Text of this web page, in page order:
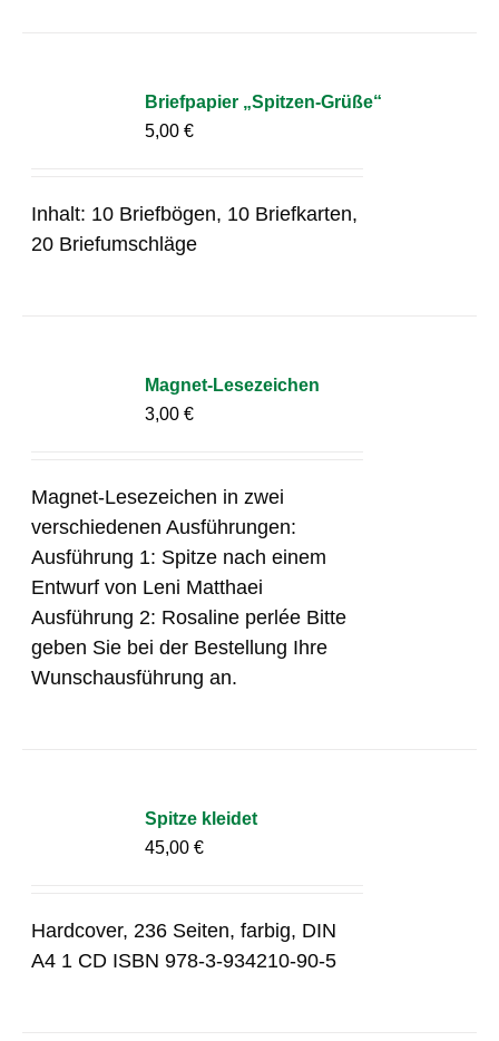
Briefpapier „Spitzen-Grüße“
5,00€
Inhalt: 10 Briefbögen, 10 Briefkarten,
20 Briefumschläge
Magnet-Lesezeichen
3,00€
Magnet-Lesezeichen in zwei
verschiedenen Ausführungen:
Ausführung 1: Spitze nach einem
Entwurf von Leni Matthaei
Ausführung 2: Rosaline perlée Bitte
geben Sie bei der Bestellung Ihre
Wunschausführung an.
Spitze kleidet
45,00€
Hardcover, 236 Seiten, farbig, DIN
A4 1 CD ISBN 978-3-934210-90-5